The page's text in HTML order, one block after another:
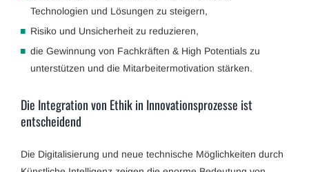
Technologien und Lösungen zu steigern,
Risiko und Unsicherheit zu reduzieren,
die Gewinnung von Fachkräften & High Potentials zu
unterstützen und die Mitarbeitermotivation stärken.
Die Integration von Ethik in Innovationsprozesse ist
entscheidend
Die Digitalisierung und neue technische Möglichkeiten durch